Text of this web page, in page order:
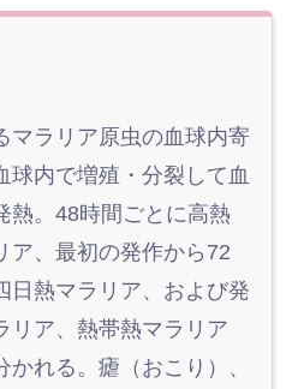
マラリア原虫の血球内寄
球内で増殖・分裂して血
熱。48時間ごとに高熱
ア、最初の発作から72
日熱マラリア、および発
リア、熱帯熱マラリア
かれる。瘧（おこり）、